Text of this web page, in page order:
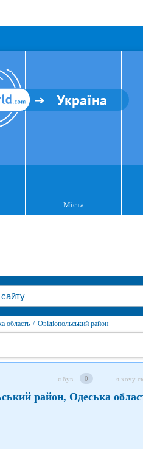
Україна
Міста
область / Овідіопольський район
я був 0 я хочу
район, Одеська